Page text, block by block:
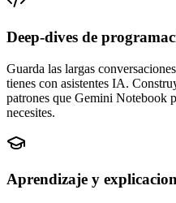
Deep-dives de
Guarda las largas
tienes con asistentes IA.
patrones que Gemini Notebook
necesites.
Aprendizaje y